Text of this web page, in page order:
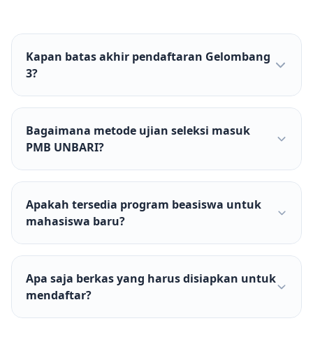
Kapan batas akhir pendaftaran Gelombang
3?
Bagaimana metode ujian seleksi masuk
PMB UNBARI?
Apakah tersedia program beasiswa untuk
mahasiswa baru?
Apa saja berkas yang harus disiapkan untuk
mendaftar?